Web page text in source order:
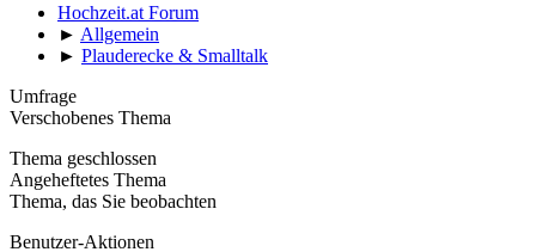
Hochzeit.at Forum
► Allgemein
► Plauderecke & Smalltalk
Umfrage
Verschobenes Thema
Thema geschlossen
Angeheftetes Thema
Thema, das Sie beobachten
Benutzer-Aktionen